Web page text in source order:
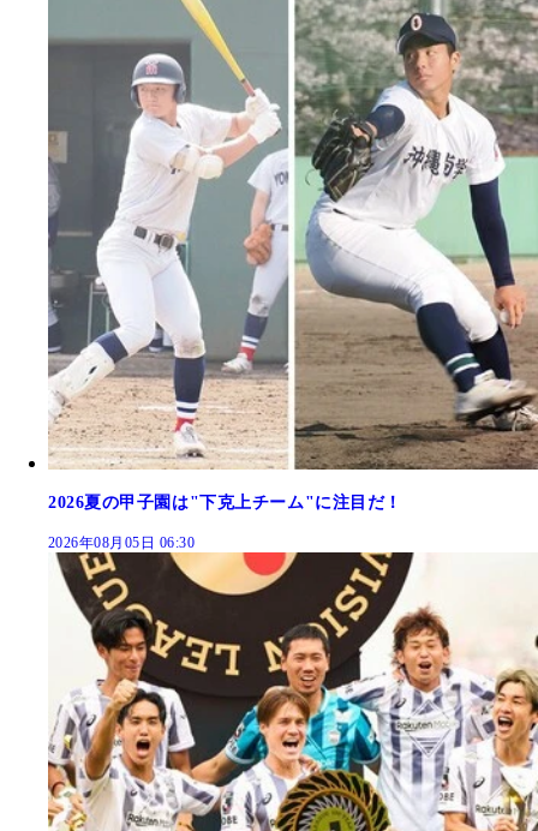
2026夏の甲子園は"下克上チーム"に注目だ！
2026年08月05日 06:30